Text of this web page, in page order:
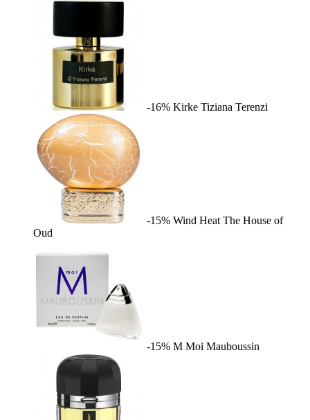
-16% Kirke Tiziana Terenzi
-15% Wind Heat The House of
Oud
-15% M Moi Mauboussin